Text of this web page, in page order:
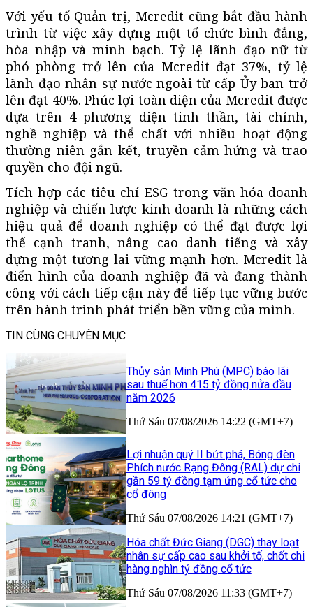
Với yếu tố Quản trị, Mcredit cũng bắt đầu hành
trình từ việc xây dựng một tổ chức bình đẳng,
hòa nhập và minh bạch. Tỷ lệ lãnh đạo nữ từ
phó phòng trở lên của Mcredit đạt 37%, tỷ lệ
lãnh đạo nhân sự nước ngoài từ cấp Ủy ban trở
lên đạt 40%. Phúc lợi toàn diện của Mcredit được
dựa trên 4 phương diện tinh thần, tài chính,
nghề nghiệp và thể chất với nhiều hoạt động
thường niên gắn kết, truyền cảm hứng và trao
quyền cho đội ngũ.
Tích hợp các tiêu chí ESG trong văn hóa doanh
nghiệp và chiến lược kinh doanh là những cách
hiệu quả để doanh nghiệp có thể đạt được lợi
thế cạnh tranh, nâng cao danh tiếng và xây
dựng một tương lai vững mạnh hơn. Mcredit là
điển hình của doanh nghiệp đã và đang thành
công với cách tiếp cận này để tiếp tục vững bước
trên hành trình phát triển bền vững của mình.
TIN CÙNG CHUYÊN MỤC
Thủy sản Minh Phú (MPC) báo lãi
sau thuế hơn 415 tỷ đồng nửa đầu
năm 2026
Thứ Sáu 07/08/2026 14:22 (GMT+7)
Lợi nhuận quý II bứt phá, Bóng đèn
Phích nước Rạng Đông (RAL) dự chi
gần 59 tỷ đồng tạm ứng cổ tức cho
cổ đông
Thứ Sáu 07/08/2026 14:21 (GMT+7)
Hóa chất Đức Giang (DGC) thay loạt
nhân sự cấp cao sau khởi tố, chốt chi
hàng nghìn tỷ đồng cổ tức
Thứ Sáu 07/08/2026 11:33 (GMT+7)